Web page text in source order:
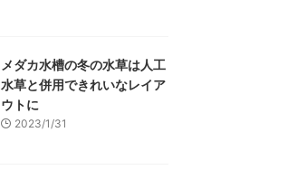
メダカ水槽の冬の水草は人工
水草と併用できれいなレイア
ウトに
2023/1/31